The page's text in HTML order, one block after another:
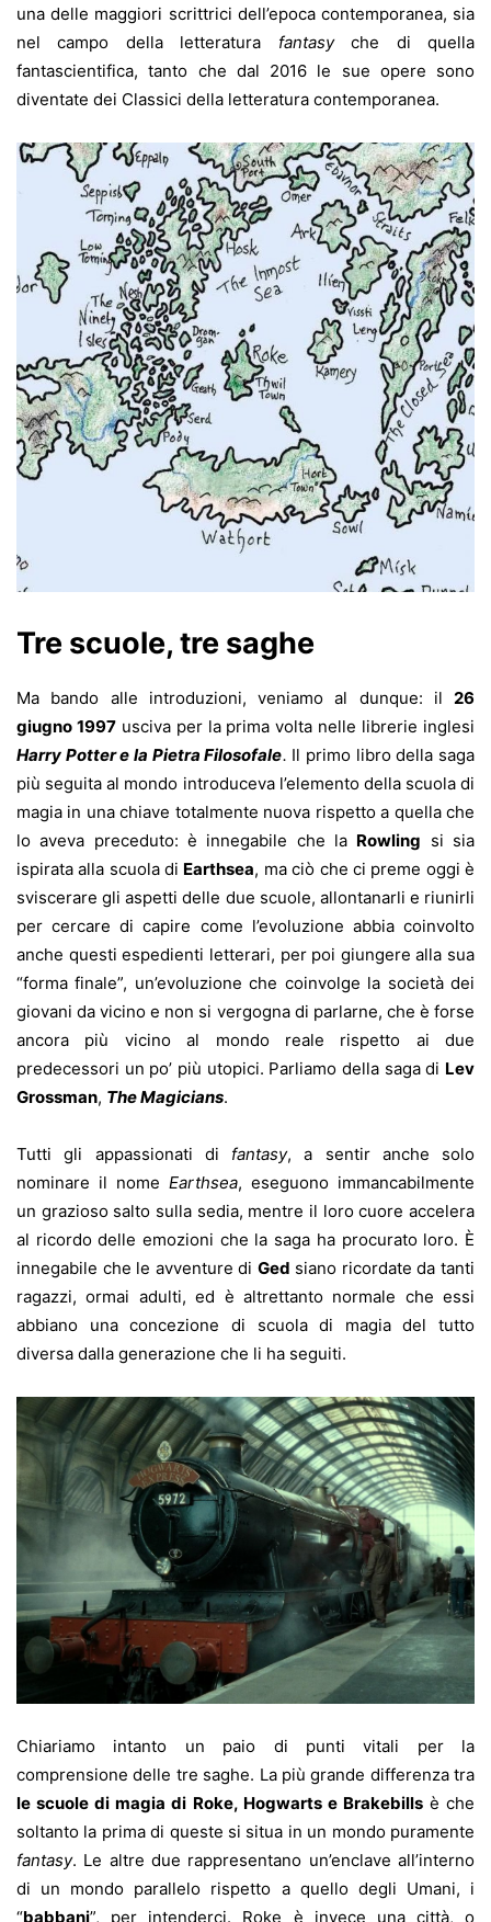
una delle maggiori scrittrici dell’epoca contemporanea, sia
nel campo della letteratura fantasyche di quella
fantascientifica, tanto che dal 2016 le sue opere sono
diventate dei Classici della letteratura contemporanea.
Tre scuole, tre saghe
Ma bando alle introduzioni, veniamo al dunque: il 26
giugno 1997usciva per la prima volta nelle librerie inglesi
Harry Potter e la Pietra Filosofale. Il primo libro della saga
più seguita al mondo introduceva l’elemento della scuola di
magia in una chiave totalmente nuova rispetto a quella che
lo aveva preceduto: è innegabile che la Rowling si sia
ispirata alla scuola di Earthsea, ma ciò che ci preme oggi è
sviscerare gli aspetti delle due scuole, allontanarli e riunirli
per cercare di capire come l’evoluzione abbia coinvolto
anche questi espedienti letterari, per poi giungere alla sua
“forma finale”, un’evoluzione che coinvolge la società dei
giovani da vicino e non si vergogna di parlarne, che è forse
ancora più vicino al mondo reale rispetto ai due
predecessori un po’ più utopici. Parliamo della saga di Lev
Grossman, The Magicians.
Tutti gli appassionati di fantasy, a sentir anche solo
nominare il nome Earthsea, eseguono immancabilmente
un grazioso salto sulla sedia, mentre il loro cuore accelera
al ricordo delle emozioni che la saga ha procurato loro. È
innegabile che le avventure di Ged siano ricordate da tanti
ragazzi, ormai adulti, ed è altrettanto normale che essi
abbiano una concezione di scuola di magia del tutto
diversa dalla generazione che li ha seguiti.
Chiariamo intanto un paio di punti vitali per la
comprensione delle tre saghe. La più grande differenza tra
le scuole di magia di Roke, Hogwarts e Brakebillsè che
soltanto la prima di queste si situa in un mondo puramente
fantasy. Le altre due rappresentano un’enclave all’interno
di un mondo parallelo rispetto a quello degli Umani, i
“babbani”, per intenderci. Roke è invece una città, o